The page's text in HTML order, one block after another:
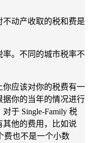
动产收取的税和费是
。不同的城市税率不
应该对你的税费有一
你的当年的情况进行
于 Single-Family 税
其他的费用，比如说
费也不是一个小数